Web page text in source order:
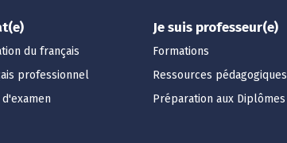
du français
professionnel
Je suis professeur(e)
Formations
Ressources pédagogiques
Préparation aux Diplômes